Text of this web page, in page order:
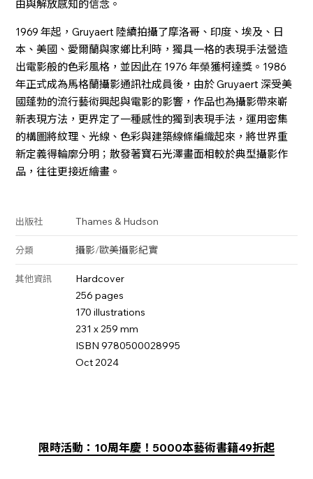
由與解放感知的信念。
1969 年起，Gruyaert 陸續拍攝了摩洛哥、印度、埃及、日
本、美國、愛爾蘭與家鄉比利時，獨具一格的表現手法營造
出電影般的色彩風格，並因此在 1976 年榮獲柯達獎。1986
年正式成為馬格蘭攝影通訊社成員後，由於 Gruyaert 深受美
國蓬勃的流行藝術興起與電影的影響，作品也為攝影帶來嶄
新表現方法，更界定了一種感性的獨到表現手法，運用密集
的構圖將紋理、光線、色彩與建築線條編織起來，將世界重
新定義得輪廓分明；散發著寶石光澤畫面相較於典型攝影作
品，往往更接近繪畫。
出版社 Thames & Hudson
分類 攝影/歐美攝影紀實
其他資訊
Hardcover
256 pages
170 illustrations
231 x 259 mm
ISBN 9780500028995
Oct 2024
限時活動：10周年慶！5000本藝術書籍49折起